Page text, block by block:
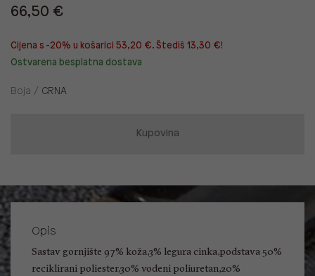
66,50 €
Cijena s -20% u košarici 53,20 €. Štediš 13,30 €!
Ostvarena besplatna dostava
Boja / CRNA
Kupovina
Opis
Sastav gornjište 97% koža,3% legura cinka,podstava 50%
reciklirani poliester,30% vodeni poliuretan,20%